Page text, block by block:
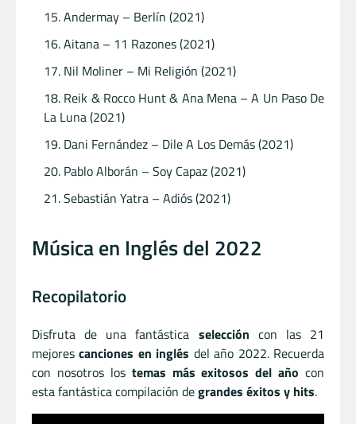
Andermay – Berlín (2021)
Aitana – 11 Razones (2021)
Nil Moliner – Mi Religión (2021)
Reik & Rocco Hunt & Ana Mena – A Un Paso De
La Luna (2021)
Dani Fernández – Dile A Los Demás (2021)
Pablo Alborán – Soy Capaz (2021)
Sebastián Yatra – Adiós (2021)
Música en Inglés del 2022
Recopilatorio
Disfruta de una fantástica selección con las 21
mejorescanciones en inglés del año 2022. Recuerda
con nosotros lostemas más exitosos del año con
esta fantástica compilación degrandes éxitos y hits.